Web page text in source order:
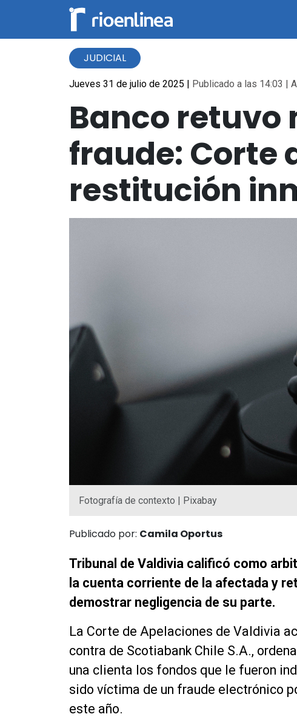
JUDICIAL
Jueves 31 de julio de 2025 | Publicado a las 14:03 |
Banco retuvo
fraude: Corte
restitución
Fotografía de contexto | Pixabay
Publicado por: Camila Oportus
Tribunal de Valdivia calificó como
la cuenta corriente de la afectada y
demostrar negligencia de su parte.
La Corte de Apelaciones de Valdivia
contra de Scotiabank Chile S.A.,
una clienta los fondos que le fueron
sido víctima de un fraude electrónico
este año.